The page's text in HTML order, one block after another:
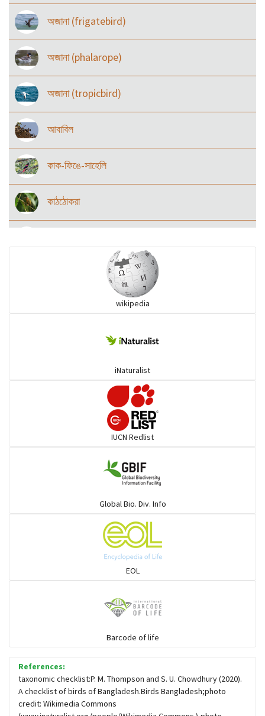
অজানা (frigatebird)
অজানা (phalarope)
অজানা (tropicbird)
আবাবিল
কাক-ফিঙে-সাহেলি
কাঠঠোকরা
কাস্তেচরা - চামচঠুটি
চড়ুই-বাবুই-খঞ্জন-তুলিকা-মুনিয়া
চড়ুই-বাবুই-খঞ্জন-তুলিকা-মুনিয়া
চিল-বাজ -ঈগল-শিকরে
চ্যাগা, বাটান, জিরিয়া ও তাদের সহজাত
ছোট মাছরাঙা
wikipedia
iNaturalist
IUCN Redlist
Global Bio. Div. Info
EOL
Barcode of life
References:
taxonomic checklist:P. M. Thompson and S. U. Chowdhury (2020).
A checklist of birds of Bangladesh.Birds Bangladesh;photo
credit: Wikimedia Commons